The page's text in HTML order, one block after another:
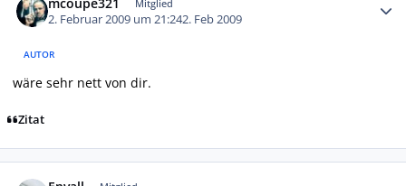
Mitglied
2. Februar 2009 um 21:242. Feb 2009
AUTOR
wäre sehr nett von dir.
Zitat